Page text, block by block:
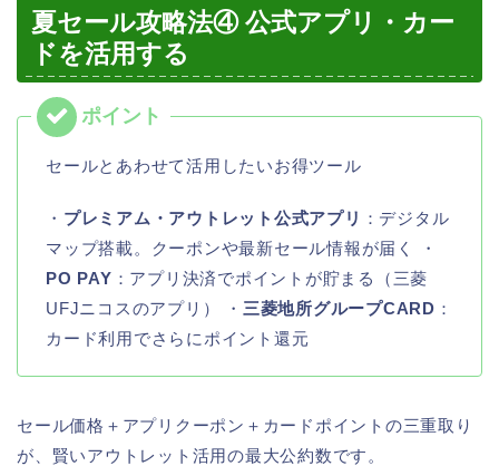
夏セール攻略法④ 公式アプリ・カー
ドを活用する
セールとあわせて活用したいお得ツール
・ プレミアム・アウトレット公式アプリ ：デジタル
マップ搭載。クーポンや最新セール情報が届く ・
PO PAY ：アプリ決済でポイントが貯まる（三菱
UFJニコスのアプリ） ・ 三菱地所グループCARD ：
カード利用でさらにポイント還元
セール価格＋アプリクーポン＋カードポイントの三重取り
が、賢いアウトレット活用の最大公約数です。